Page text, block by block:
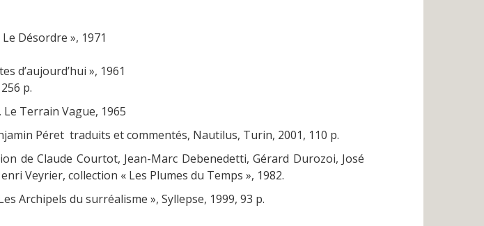
Désordre », 1971
d’aujourd’hui », 1961
p.
Terrain Vague, 1965
Péret traduits et commentés, Nautilus, Turin, 2001, 110 p.
de Claude Courtot, Jean-Marc Debenedetti, Gérard Durozoi, José
Veyrier, collection « Les Plumes du Temps », 1982.
Archipels du surréalisme », Syllepse, 1999, 93 p.